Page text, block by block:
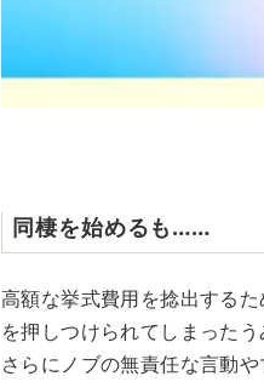
同棲を始めるも……
高額な挙式費用を捻出する
を押しつけられてしまったう
さらにノブの無責任な言動